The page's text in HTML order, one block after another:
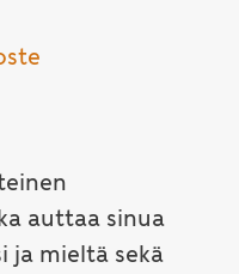
auttaa sinua
ja mieltä sekä